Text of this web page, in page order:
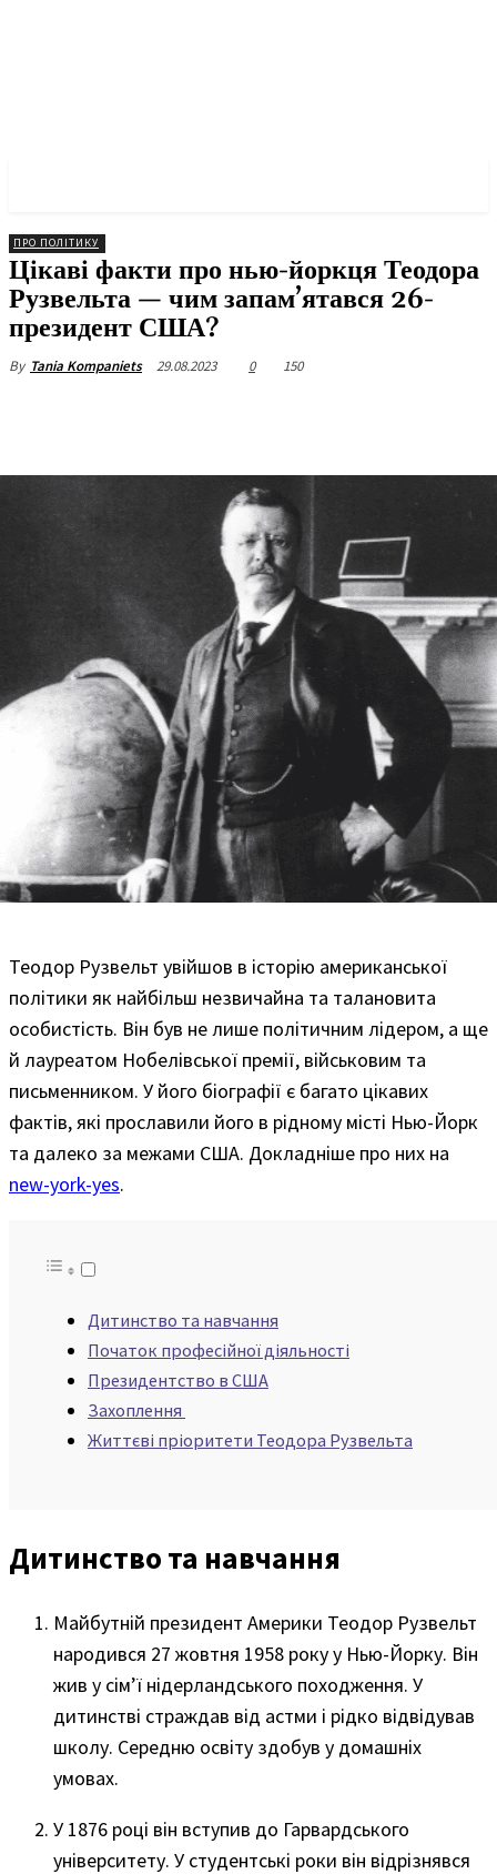
ПРО ПОЛІТИКУ
Цікаві факти про нью-йоркця Теодора
Рузвельта — чим запам’ятався 26-
президент США?
By Tania Kompaniets 29.08.2023 0 150
Теодор Рузвельт увійшов в історію американської
політики як найбільш незвичайна та талановита
особистість. Він був не лише політичним лідером, а ще
й лауреатом Нобелівської премії, військовим та
письменником. У його біографії є ​​багато цікавих
фактів, які прославили його в рідному місті Нью-Йорк
та далеко за межами США. Докладніше про них на
new-york-yes.
Дитинство та навчання
Початок професійної діяльності
Президентство в США
Захоплення
Життєві пріоритети Теодора Рузвельта
Дитинство та навчання
Майбутній президент Америки Теодор Рузвельт
народився 27 жовтня 1958 року у Нью-Йорку. Він
жив у сім’ї нідерландського походження. У
дитинстві страждав від астми і рідко відвідував
школу. Середню освіту здобув у домашніх
умовах.
У 1876 році він вступив до Гарвардського
університету. У студентські роки він відрізнявся